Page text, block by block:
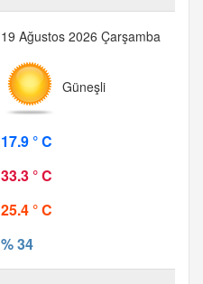
19 Ağustos 2026 Çarşamba
Güneşli
17.9 ° C
33.3 ° C
25.4 ° C
% 34